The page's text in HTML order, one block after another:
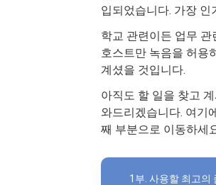
입되었습니다. 가장
학교 관련이든 업무
호스트만 녹음을 허용
계셨을 것입니다.
아직도 할 일을 찾고
와드리겠습니다. 여기
째 부분으로 이동하세
1부. 사용할 최고의